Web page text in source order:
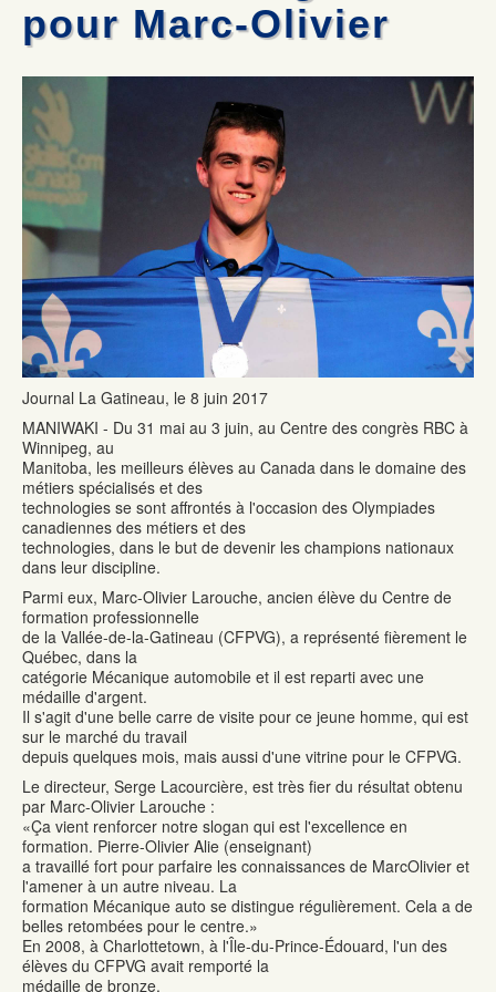
La formation professionnelle dans la Vallée-de-la-Gatineau :
une formule gagnante
trouver un emploi
Les commissaires remettent deux certificats honorifiques
Olympiades de la formation professionnelle: Jérémy Gagnon
pour Marc-Olivier
Journal La Gatineau, le 8 juin 2017
MANIWAKI - Du 31 mai au 3 juin, au Centre des congrès RBC à
Winnipeg, au
Manitoba, les meilleurs élèves au Canada dans le domaine des
métiers spécialisés et des
technologies se sont affrontés à l'occasion des Olympiades
canadiennes des métiers et des
technologies, dans le but de devenir les champions nationaux
dans leur discipline.
Parmi eux, Marc-Olivier Larouche, ancien élève du Centre de
formation professionnelle
de la Vallée-de-la-Gatineau (CFPVG), a représenté fièrement le
Québec, dans la
catégorie Mécanique automobile et il est reparti avec une
médaille d'argent.
Il s'agit d'une belle carre de visite pour ce jeune homme, qui est
sur le marché du travail
depuis quelques mois, mais aussi d'une vitrine pour le CFPVG.
Le directeur, Serge Lacourcière, est très fier du résultat obtenu
par Marc-Olivier Larouche :
«Ça vient renforcer notre slogan qui est l'excellence en
formation. Pierre-Olivier Alie (enseignant)
a travaillé fort pour parfaire les connaissances de MarcOlivier et
l'amener à un autre niveau. La
formation Mécanique auto se distingue régulièrement. Cela a de
belles retombées pour le centre.»
En 2008, à Charlottetown, à l'Île-du-Prince-Édouard, l'un des
élèves du CFPVG avait remporté la
médaille de bronze.